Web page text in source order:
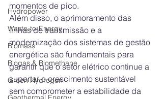
Hydropower
Waste-to-Energy
Biomass
Biogas & Biomethane
Green Hydrogen
momentos de pico.
Além disso, o aprimoramento das
linhas de transmissão e a
modernização dos sistemas de gestão
energética são fundamentais para
garantir que o setor elétrico continue a
suportar o crescimento sustentável
sem comprometer a estabilidade da